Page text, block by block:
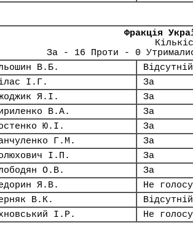
Фракція
За - 16 Проти - 0
В.Б.
Відсутній
І.Г.
За
Я.І.
За
В.А.
За
Ю.І.
За
Г.М.
За
І.П.
За
О.В.
За
Я.В.
Не
В.К.
Відсутній
І.Р.
Не